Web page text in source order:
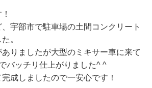
宇部市で駐車場の土間コンクリート
。
りましたが大型のミキサー車に来て
バッチリ仕上がりました^ ^
成しましたので一安心です！